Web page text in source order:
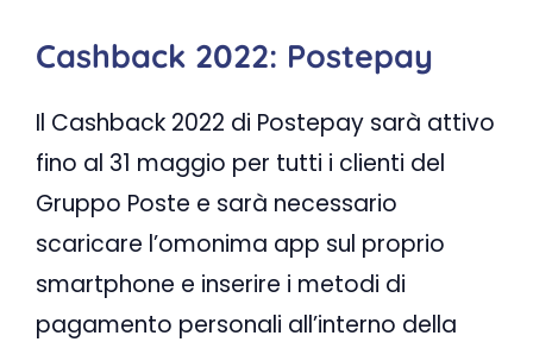
Cashback 2022: Postepay
Il Cashback 2022 di Postepay sarà attivo
fino al 31 maggio per tutti i clienti del
Gruppo Poste e sarà necessario
scaricare l’omonima app sul proprio
smartphone e inserire i metodi di
pagamento personali all’interno della